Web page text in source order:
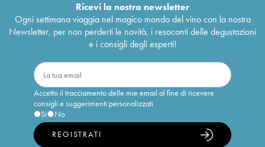
Ricevi la nostra newsletter
Ogni settimana viaggia nel magico mondo del vino con la nostra
Newsletter, per non perderti le novità, i resoconti delle degustazioni
e i consigli degli esperti!
Accetto il tracciamento delle mie email al fine di ricevere
consigli e suggerimenti personalizzati
Sì
No
REGISTRATI